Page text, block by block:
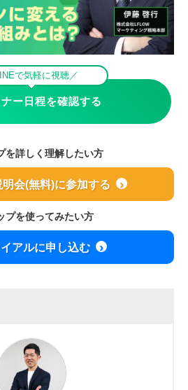
で気軽に視聴／
ー日程を確認する
を詳しく理解したい方
会(無料)に参加する
プを使ってみたい方
アルに申し込む